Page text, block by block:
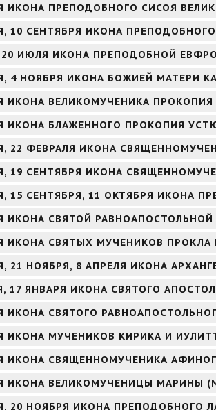
ИКОНА ПРЕПОДОБНОГО СИСОЯ
10 СЕНТЯБРЯ ИКОНА
20 ИЮЛЯ ИКОНА ПРЕПОДОБНОЙ
4 НОЯБРЯ ИКОНА БОЖИЕЙ МАТЕРИ
ИКОНА ВЕЛИКОМУЧЕНИКА ПРОКОПИЯ
ИКОНА БЛАЖЕННОГО ПРОКОПИЯ
22 ФЕВРАЛЯ ИКОНА
19 СЕНТЯБРЯ ИКОНА
15 СЕНТЯБРЯ, 11 ОКТЯБРЯ ИКОНА
ИКОНА СВЯТОЙ
ИКОНА СВЯТЫХ МУЧЕНИКОВ ПРОКЛА
21 НОЯБРЯ, 8 АПРЕЛЯ ИКОНА
17 ЯНВАРЯ ИКОНА СВЯТОГО
ИКОНА СВЯТОГО
ИКОНА МУЧЕНИКОВ КИРИКА И
ИКОНА СВЯЩЕННОМУЧЕНИКА
ИКОНА ВЕЛИКОМУЧЕНИЦЫ МАРИНЫ
20 НОЯБРЯ ИКОНА ПРЕПОДОБНОГО